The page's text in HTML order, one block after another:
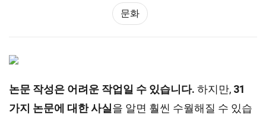
문화
논문 작성은 어려운 작업일 수 있습니다. 하지만, 31
가지 논문에 대한 사실 을 알면 훨씬 수월해질 수 있습